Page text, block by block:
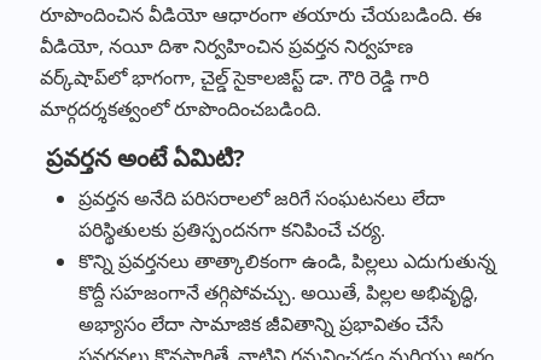
రూపొందించిన వీడియో ఆధారంగా తయారు చేయబడింది. ఈ
వీడియో, నయీ దిశా నిర్వహించిన ప్రవర్తన నిర్వహణ
వర్క్‌షాప్‌లో భాగంగా, చైల్డ్ సైకాలజిస్ట్ డా. గౌరి రెడ్డి గారి
మార్గదర్శకత్వంలో రూపొందించబడింది.
ప్రవర్తన అంటే ఏమిటి?
ప్రవర్తన అనేది పరిసరాలలో జరిగే సంఘటనలు లేదా
పరిస్థితులకు ప్రతిస్పందనగా కనిపించే చర్య.
కొన్ని ప్రవర్తనలు తాత్కాలికంగా ఉండి, పిల్లలు ఎదుగుతున్న
కొద్దీ సహజంగానే తగ్గిపోవచ్చు. అయితే, పిల్లల అభివృద్ధి,
అభ్యాసం లేదా సామాజిక జీవితాన్ని ప్రభావితం చేసే